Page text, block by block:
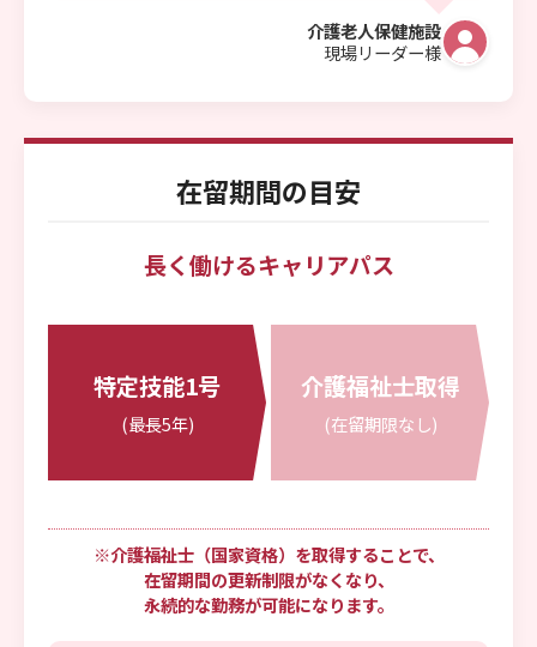
介護老人保健施設
現場リーダー様
在留期間の目安
長く働けるキャリアパス
特定技能1号
(最長5年)
介護福祉士取得
(在留期限なし)
※介護福祉士（国家資格）を取得することで、
在留期間の更新制限がなくなり、
永続的な勤務が可能になります。